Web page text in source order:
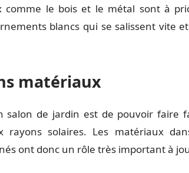
comme le bois et le métal sont à
blancs qui se salissent vite
matériaux
salon de jardin est de pouvoir faire
rayons solaires. Les matériaux
ont donc un rôle très important à